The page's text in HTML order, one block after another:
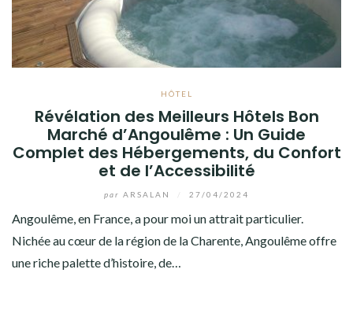
HÔTEL
Révélation des Meilleurs Hôtels Bon
Marché d’Angoulême : Un Guide
Complet des Hébergements, du Confort
et de l’Accessibilité
par ARSALAN 27/04/2024
Angoulême, en France, a pour moi un attrait particulier.
Nichée au cœur de la région de la Charente, Angoulême offre
une riche palette d’histoire, de…